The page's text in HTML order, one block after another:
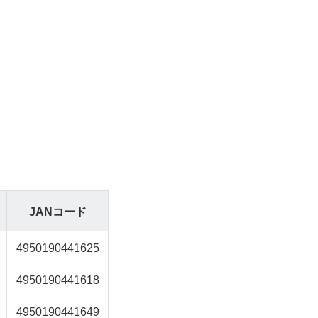
JANコード
4950190441625
4950190441618
4950190441649